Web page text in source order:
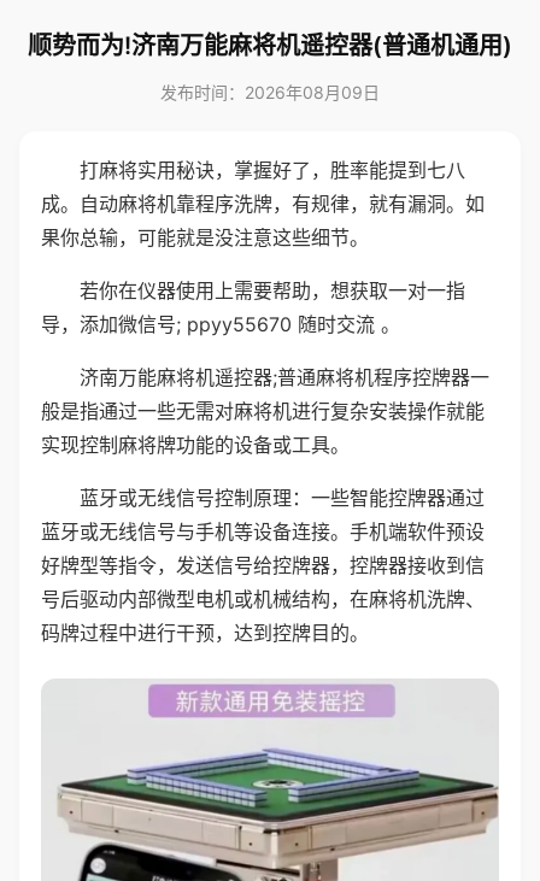
顺势而为!济南万能麻将机遥控器(普通机通用)
发布时间：2026年08月09日
打麻将实用秘诀，掌握好了，胜率能提到七八
成。自动麻将机靠程序洗牌，有规律，就有漏洞。如
果你总输，可能就是没注意这些细节。
若你在仪器使用上需要帮助，想获取一对一指
导，添加微信号; ppyy55670 随时交流 。
济南万能麻将机遥控器;普通麻将机程序控牌器一
般是指通过一些无需对麻将机进行复杂安装操作就能
实现控制麻将牌功能的设备或工具。
蓝牙或无线信号控制原理：一些智能控牌器通过
蓝牙或无线信号与手机等设备连接。手机端软件预设
好牌型等指令，发送信号给控牌器，控牌器接收到信
号后驱动内部微型电机或机械结构，在麻将机洗牌、
码牌过程中进行干预，达到控牌目的。